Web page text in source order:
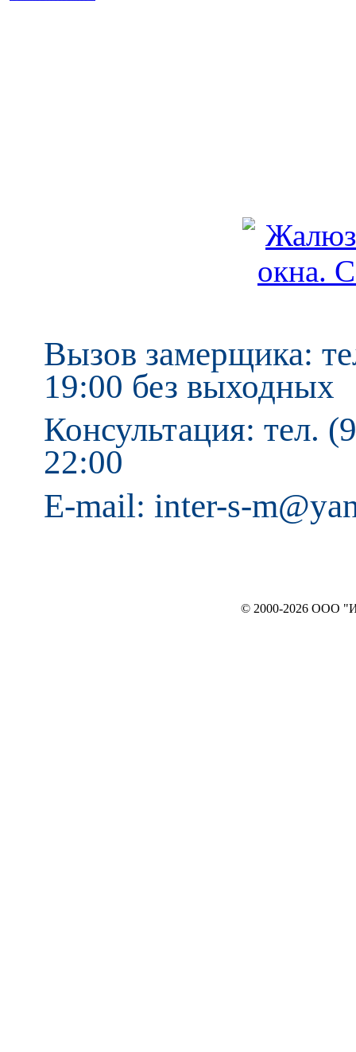
Вызов замерщика:
19:00 без выходных
Консультация: тел.
22:00
E-mail: inter-s-
© 2000-2026 ООО "ИНТЕРЬЕР`c"